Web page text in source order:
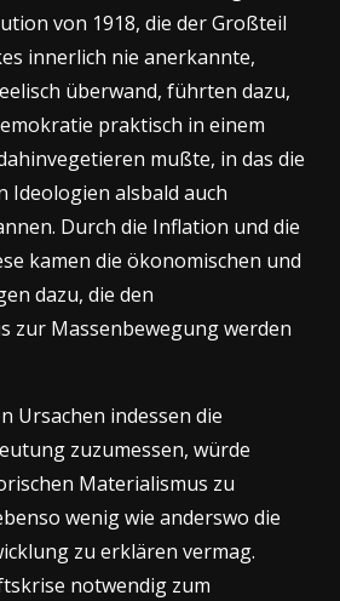
von 1918, die der Großteil
innerlich nie anerkannte,
überwand, führten dazu,
praktisch in einem
mußte, in das die
Ideologien alsbald auch
Durch die Inflation und die
kamen die ökonomischen und
dazu, die den
zur Massenbewegung werden
Ursachen indessen die
zuzumessen, würde
Materialismus zu
wenig wie anderswo die
zu erklären vermag.
notwendig zum